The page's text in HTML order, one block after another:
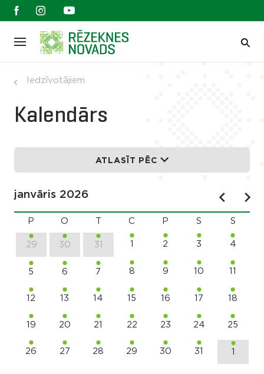
Iedzīvotājiem
Kalendārs
ATLASĪT PĒC
janvāris 2026
P O C P S S
29 30 31 1 2 3 4
5 6 7 8 9 10 11
12 13 14 15 16 17 18
19 20 21 22 23 24 25
26 27 28 29 30 31 1